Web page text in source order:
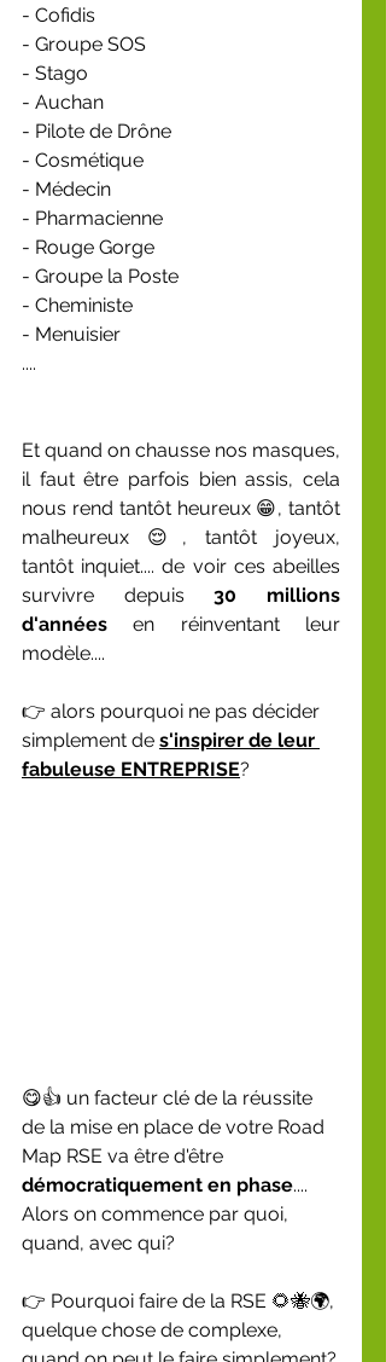
- Cofidis
- Groupe SOS
- Stago
- Auchan
- Pilote de Drône
- Cosmétique
- Médecin
- Pharmacienne
- Rouge Gorge
- Groupe la Poste
- Cheministe
- Menuisier
....
Et quand on chausse nos masques,
il faut être parfois bien assis, cela
nous rend tantôt heureux 😁, tantôt
malheureux 😌, tantôt joyeux,
tantôt inquiet.... de voir ces abeilles
survivre depuis 30 millions
d'années en réinventant leur
modèle....
👉 alors pourquoi ne pas décider
simplement de s'inspirer de leur
fabuleuse ENTREPRISE?
😋👍 un facteur clé de la réussite
de la mise en place de votre Road
Map RSE va être d'être
démocratiquement en phase....
Alors on commence par quoi,
quand, avec qui?
👉 Pourquoi faire de la RSE 🌻🐝🌍,
quelque chose de complexe,